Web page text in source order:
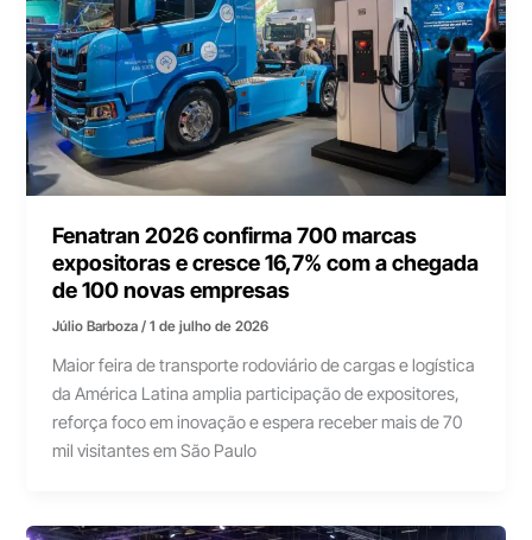
Fenatran 2026 confirma 700 marcas
expositoras e cresce 16,7% com a chegada
de 100 novas empresas
Júlio Barboza/1 de julho de 2026
Maior feira de transporte rodoviário de cargas e logística
da América Latina amplia participação de expositores,
reforça foco em inovação e espera receber mais de 70
mil visitantes em São Paulo